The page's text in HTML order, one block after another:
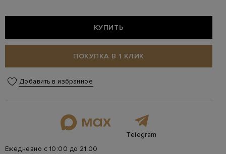
КУПИТЬ
ПОКУПКА В 1 КЛИК
Добавить в избранное
Telegram
Ежедневно с 10:00 до 21:00